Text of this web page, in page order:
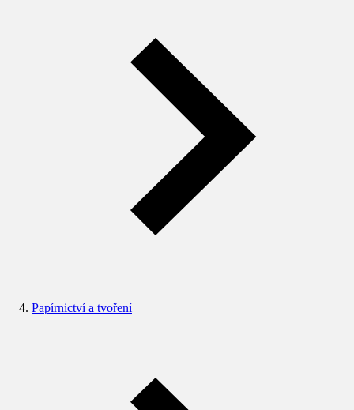
Papírnictví a tvoření